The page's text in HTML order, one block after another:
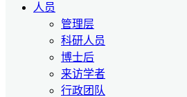
人员
管理层
科研人员
博士后
来访学者
行政团队